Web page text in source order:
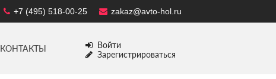
zakaz@avto-hol.ru
+7 (495) 518-00-25
КОНТАКТЫ
Войти
Зарегистрироваться